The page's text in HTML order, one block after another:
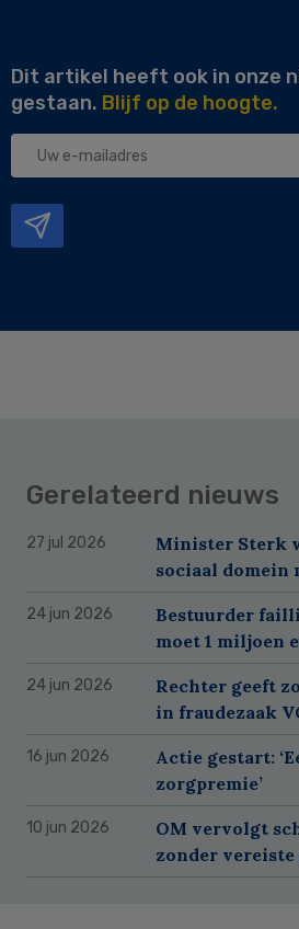
Dit artikel heeft ook in onze
gestaan. Blijf op de hoogte.
Uw
Gerelateerd nieuws
27 jul 2026
Minister Sterk
sociaal domein
24 jun 2026
Bestuurder
moet 1 miljoen
24 jun 2026
Rechter geeft
in fraudezaak
16 jun 2026
Actie gestart:
zorgpremie’
10 jun 2026
OM vervolgt
zonder